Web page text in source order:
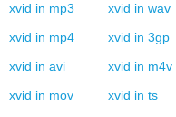
xvid in mp3 xvid in wav
xvid in mp4 xvid in 3gp
xvid in avi xvid in m4v
xvid in mov xvid in ts